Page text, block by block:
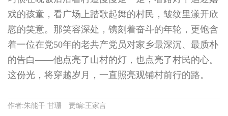
戏的孩童，看广场上踏歌起舞的村民，皱纹里漾开欣
慰的笑意。那笑容深处，镌刻着奋斗的年轮，更饱含
着一位在党50年的老共产党员对家乡最深沉、最质朴
的告白——他点亮了山村的灯，也点亮了村民的心。
这份光，将穿越岁月，一直照亮观铺村前行的路。
作者:朱能干 甘珊 责编:王家言